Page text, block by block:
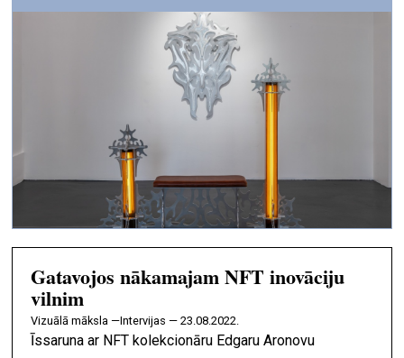
Gatavojos nākamajam NFT inovāciju
vilnim
vizuālā māksla —Intervijas — 23.08.2022.
Īssaruna ar NFT kolekcionāru Edgaru Aronovu